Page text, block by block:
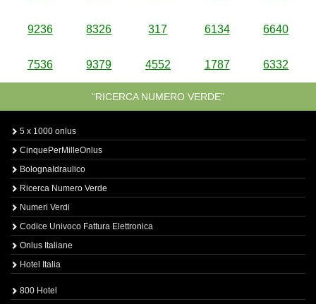
9236 8326 317 6134 6640
7536 9379 4552 1787 6332
“RICERCA NUMERO VERDE”
5 x 1000 onlus
CinquePerMilleOnlus
BolognaIdraulico
Ricerca Numero Verde
Numeri Verdi
Codice Univoco Fattura Elettronica
Onlus Italiane
Hotel Italia
800 Hotel